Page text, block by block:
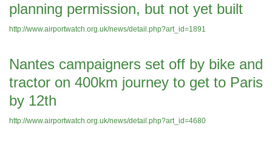
planning permission, but not yet built
http://www.airportwatch.org.uk/news/detail.php?art_id=1891
Nantes campaigners set off by bike and
tractor on 400km journey to get to Paris
by 12th
http://www.airportwatch.org.uk/news/detail.php?art_id=4680